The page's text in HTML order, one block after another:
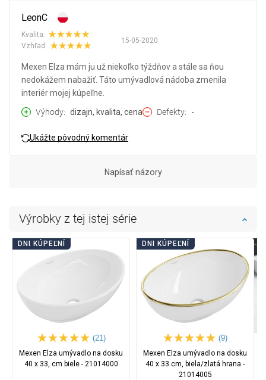
LeonC
15-05-2020
Kvalita:
Vzhľad:
Mexen Elza mám ju už niekoľko týždňov a stále sa ňou
nedokážem nabažiť. Táto umývadlová nádoba zmenila
interiér mojej kúpeľne.
Výhody
dizajn, kvalita, cena Defekty -
Ukážte pôvodný komentár
Napísať názory
Výrobky z tej istej série
DNI KÚPEĽNÍ
(21)
Mexen Elza umývadlo na dosku
40 x 33, cm biele - 21014000
DNI KÚPEĽNÍ
(9)
Mexen Elza umývadlo na dosku
40 x 33 cm, biela/zlatá hrana -
21014005